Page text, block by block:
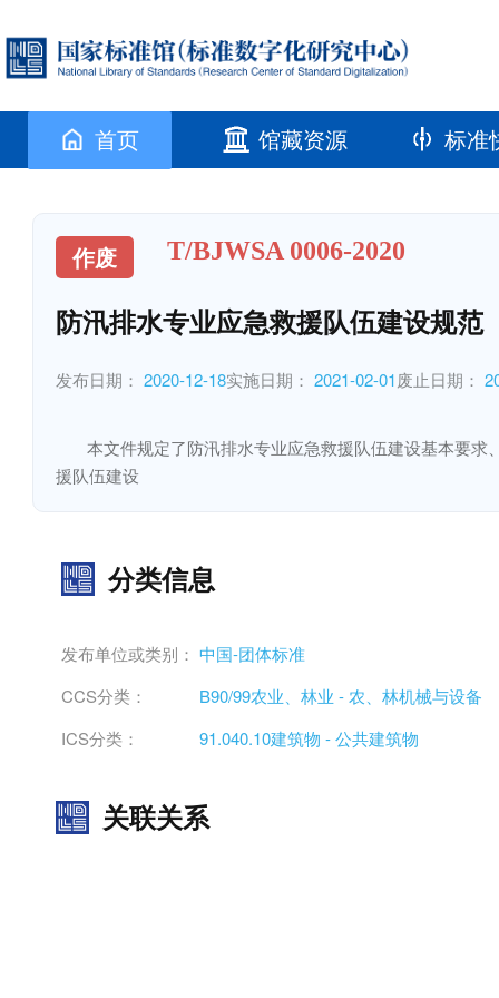
首页 馆藏资源 标准
作废 T/BJWSA 0006-2020
防汛排水专业应急救援队伍建设规范
发布日期： 2020-12-18实施日期： 2021-02-01废止日期：
本文件规定了防汛排水专业应急救援队伍建设基本要
援队伍建设
分类信息
发布单位或类别： 中国-团体标准
CCS分类：
B90/99农业、林业 - 农、林机械与设备
ICS分类：
91.040.10建筑物 - 公共建筑物
关联关系